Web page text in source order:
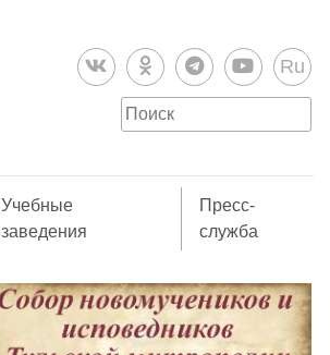
Ru
Учебные
заведения
Пресс-
служба